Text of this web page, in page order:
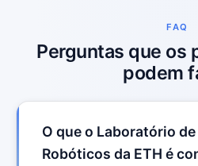
FAQ
Perguntas que os
podem
O que o Laboratório
Robóticos da ETH é